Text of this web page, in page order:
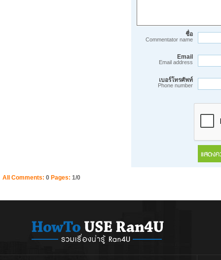
ชื่อ
Commentator name
Email
Email address
เบอร์โทรศัพท์
Phone number
All Comments: 0 Pages: 1/0